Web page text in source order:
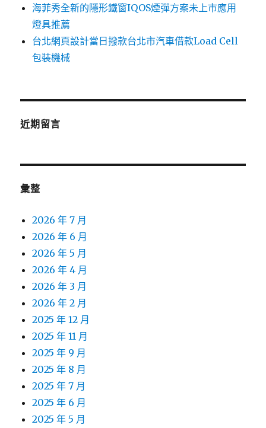
海菲秀全新的隱形鐵窗IQOS煙彈方案未上市應用
燈具推薦
台北網頁設計當日撥款台北市汽車借款Load Cell
包裝機械
近期留言
彙整
2026 年 7 月
2026 年 6 月
2026 年 5 月
2026 年 4 月
2026 年 3 月
2026 年 2 月
2025 年 12 月
2025 年 11 月
2025 年 9 月
2025 年 8 月
2025 年 7 月
2025 年 6 月
2025 年 5 月